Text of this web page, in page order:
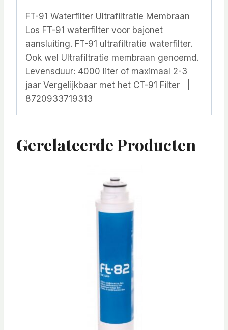
FT-91 Waterfilter Ultrafiltratie Membraan
Los FT-91 waterfilter voor bajonet
aansluiting. FT-91 ultrafiltratie waterfilter.
Ook wel Ultrafiltratie membraan genoemd.
Levensduur: 4000 liter of maximaal 2-3
jaar Vergelijkbaar met het CT-91 Filter |
8720933719313
Gerelateerde Producten